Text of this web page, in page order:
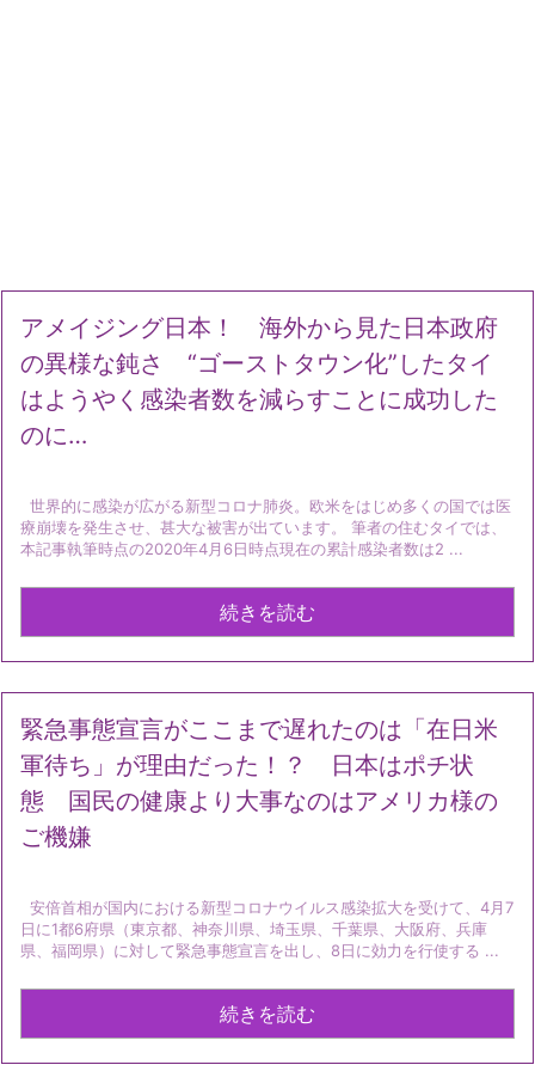
アメイジング日本！ 海外から見た日本政府
の異様な鈍さ “ゴーストタウン化”したタイ
はようやく感染者数を減らすことに成功した
のに…
世界的に感染が広がる新型コロナ肺炎。欧米をはじめ多くの国では医
療崩壊を発生させ、甚大な被害が出ています。 筆者の住むタイでは、
本記事執筆時点の2020年4月6日時点現在の累計感染者数は2 ...
続きを読む
緊急事態宣言がここまで遅れたのは「在日米
軍待ち」が理由だった！？ 日本はポチ状
態 国民の健康より大事なのはアメリカ様の
ご機嫌
安倍首相が国内における新型コロナウイルス感染拡大を受けて、4月7
日に1都6府県（東京都、神奈川県、埼玉県、千葉県、大阪府、兵庫
県、福岡県）に対して緊急事態宣言を出し、8日に効力を行使する ...
続きを読む